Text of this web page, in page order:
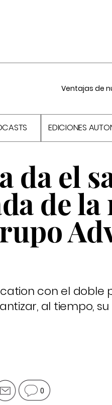
Ventajas de
EDICIONES
da el
de la
con el
al tiempo,
0